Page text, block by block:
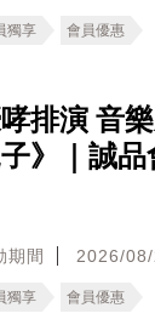
獨享 會員優惠
排演 音
》｜誠
期間 2026/
獨享 會員優惠